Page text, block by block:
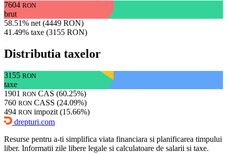
7604 RON
brut
58.51% net (4449 RON)
41.49% taxe (3155 RON)
Distributia taxelor
3155 RON
taxe
1901 RON CAS (60.25%)
760 RON CASS (24.09%)
494 RON impozit (15.66%)
drepturi.com
Resurse pentru a-ti simplifica viata financiara si planificarea timpului
liber. Informatii zile libere legale si calculatoare de salarii si taxe.